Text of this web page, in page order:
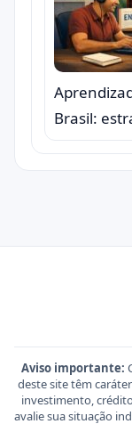
Brasil:
Aviso importante:
deste site têm
investimento,
avalie sua situação